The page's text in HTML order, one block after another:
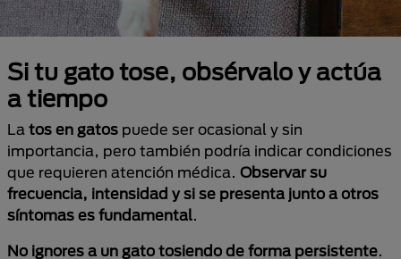
Si tu gato tose, obsérvalo y actúa
a tiempo
La tos en gatos puede ser ocasional y sin
importancia, pero también podría indicar condiciones
que requieren atención médica. Observar su
frecuencia, intensidad y si se presenta junto a otros
síntomas es fundamental
No ignores a un gato tosiendo de forma persistente